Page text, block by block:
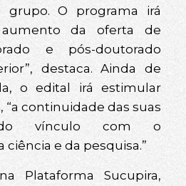
grupo. O programa irá
da oferta de
e pós-doutorado
destaca. Ainda de
o edital irá estimular
continuidade das suas
vínculo com o
e da pesquisa.”
Plataforma Sucupira,